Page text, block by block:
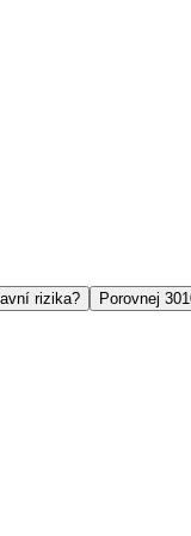
rizika? Porovnej